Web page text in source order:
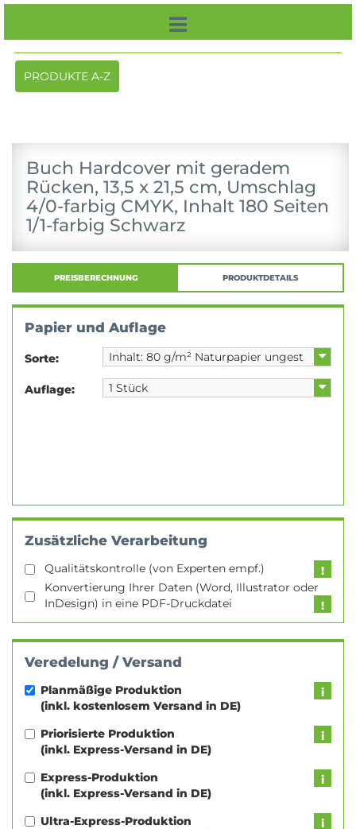
Toggle
navigation
PRODUKTE A-Z
Buch Hardcover mit geradem
Rücken, 13,5 x 21,5 cm, Umschlag
4/0-farbig CMYK, Inhalt 180 Seiten
1/1-farbig Schwarz
PREISBERECHNUNG PRODUKTDETAILS
Papier und Auflage
Sorte:
Auflage:
Zusätzliche Verarbeitung
Qualitätskontrolle (von Experten empf.)
Konvertierung Ihrer Daten (Word, Illustrator oder
InDesign) in eine PDF-Druckdatei
Veredelung / Versand
Planmäßige Produktion
(inkl. kostenlosem Versand in DE)
Priorisierte Produktion
(inkl. Express-Versand in DE)
Express-Produktion
(inkl. Express-Versand in DE)
Ultra-Express-Produktion